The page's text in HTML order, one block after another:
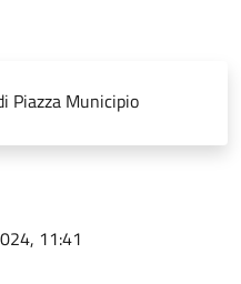
Piazza Municipio
11:41